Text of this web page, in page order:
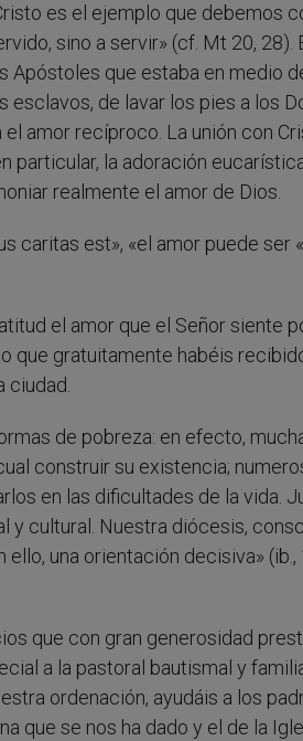
es el ejemplo que debemos
sino a servir» (cf. Mt 20, 28).
Apóstoles que estaba en medio
de lavar los pies a los
amor recíproco. La unión con
particular, la adoración
realmente el amor de Dios.
caritas est», «el amor puede ser
el amor que el Señor siente
que gratuitamente habéis
ciudad.
de pobreza: en efecto,
construir su existencia;
en las dificultades de la vida.
y cultural. Nuestra diócesis,
ello, una orientación decisiva»
que con gran generosidad
a la pastoral bautismal y
ordenación, ayudáis a los
que se nos ha dado y el de la